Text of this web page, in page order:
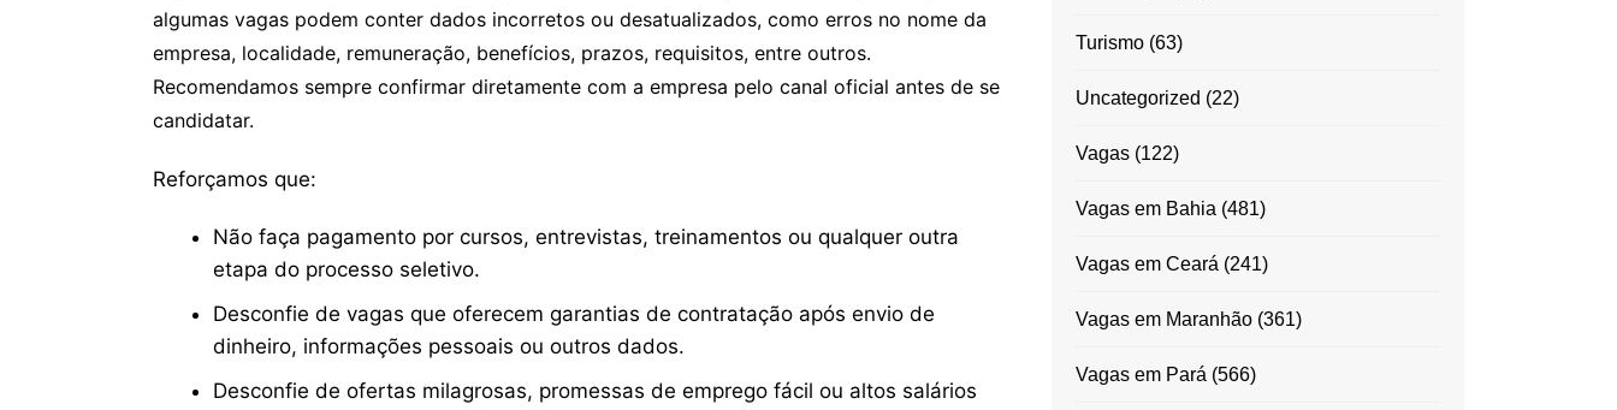
algumas vagas podem conter dados incorretos ou desatualizados, como erros no nome da
empresa, localidade, remuneração, benefícios, prazos, requisitos, entre outros.
Recomendamos sempre confirmar diretamente com a empresa pelo canal oficial antes de se
candidatar.
Reforçamos que:
Não faça pagamento por cursos, entrevistas, treinamentos ou qualquer outra
etapa do processo seletivo.
Desconfie de vagas que oferecem garantias de contratação após envio de
dinheiro, informações pessoais ou outros dados.
Desconfie de ofertas milagrosas, promessas de emprego fácil ou altos salários
Turismo(63)
Uncategorized (22)
Vagas(122)
Vagas em Bahia (481)
Vagas em Ceará (241)
Vagas em Maranhão(361)
Vagas em Pará (566)